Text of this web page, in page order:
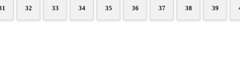
32 33 34 35 36 37 38 39